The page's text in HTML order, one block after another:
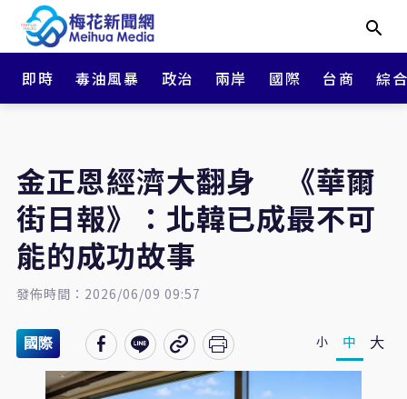
即時 毒油風暴 政治 兩岸 國際 台商 綜
金正恩經濟大翻身 《華爾
街日報》：北韓已成最不可
能的成功故事
發佈時間：2026/06/09 09:57
國際 小 中 大